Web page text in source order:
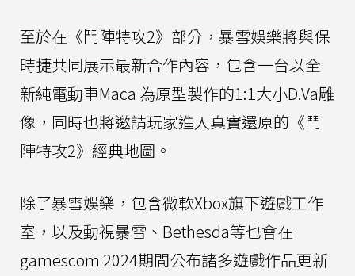
至於在《鬥陣特攻2》部分，暴雪娛樂將與保
時捷共同展示最新合作內容，包含一台以全
新純電動車Maca 為原型製作的1:1大小D.Va雕
像，同時也將邀請玩家進入真實還原的《鬥
陣特攻2》經典地圖。
除了暴雪娛樂，包含微軟Xbox旗下遊戲工作
室，以及動視暴雪、Bethesda等也會在
gamescom 2024期間公布諸多遊戲作品更新